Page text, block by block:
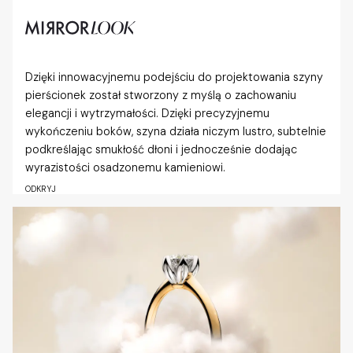
Dzięki innowacyjnemu podejściu do projektowania szyny
pierścionek został stworzony z myślą o zachowaniu
elegancji i wytrzymałości. Dzięki precyzyjnemu
wykończeniu boków, szyna działa niczym lustro, subtelnie
podkreślając smukłość dłoni i jednocześnie dodając
wyrazistości osadzonemu kamieniowi.
ODKRYJ